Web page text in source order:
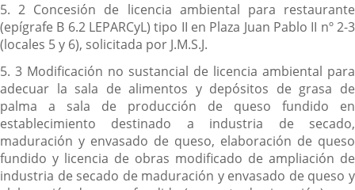
5. 2 Concesión de licencia ambiental para restaurante
(epígrafe B 6.2 LEPARCyL) tipo II en Plaza Juan Pablo II nº 2-3
(locales 5 y 6), solicitada por J.M.S.J.
5. 3 Modificación no sustancial de licencia ambiental para
adecuar la sala de alimentos y depósitos de grasa de
palma a sala de producción de queso fundido en
establecimiento destinado a industria de secado,
maduración y envasado de queso, elaboración de queso
fundido y licencia de obras modificado de ampliación de
industria de secado de maduración y envasado de queso y